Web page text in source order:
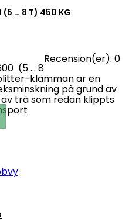
(5 … 8 T) 450 KG
Recension(er): 0
(5 … 8
klämman är en
på grund av
trä som redan klippts